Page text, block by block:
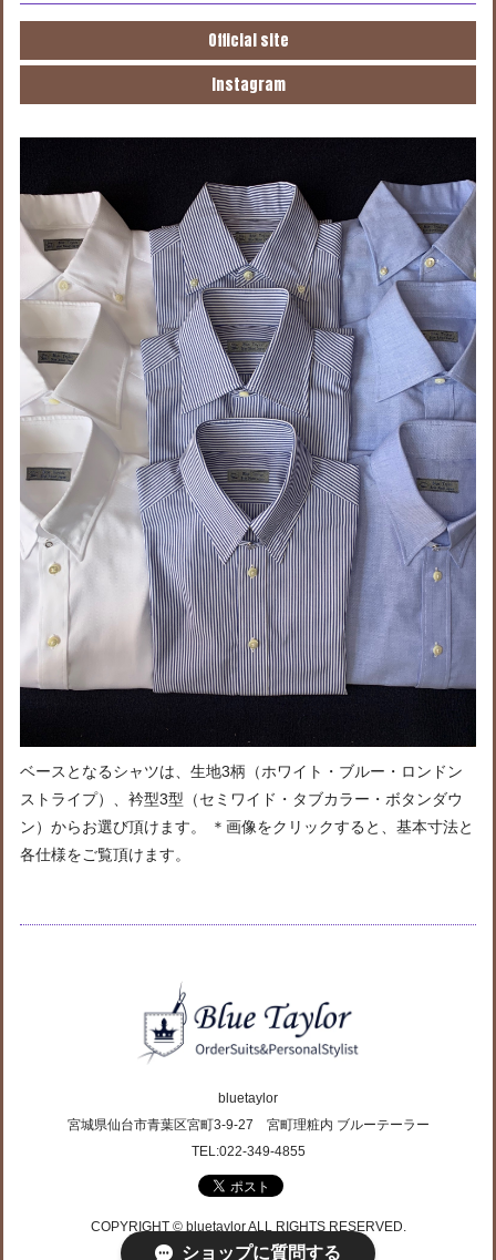
Official site
Instagram
ベースとなるシャツは、生地3柄（ホワイト・ブルー・ロンドン
ストライプ）、衿型3型（セミワイド・タブカラー・ボタンダウ
ン）からお選び頂けます。 ＊画像をクリックすると、基本寸法と
各仕様をご覧頂けます。
bluetaylor
宮城県仙台市青葉区宮町3-9-27 宮町理粧内 ブルーテーラー
TEL:022-349-4855
COPYRIGHT © bluetaylor ALL RIGHTS RESERVED.
ショップに質問する